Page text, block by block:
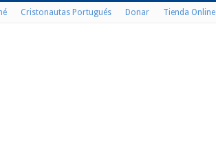
Cristonautas Portugués Donar Tienda Online